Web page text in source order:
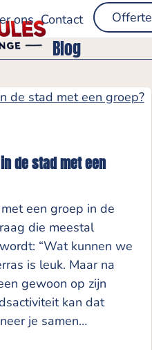
ons Contact Offerte
Blog
de stad met een
een groep in de
die meestal
“Wat kunnen we
is leuk. Maar na
gewoon op zijn
kan dat
je samen…